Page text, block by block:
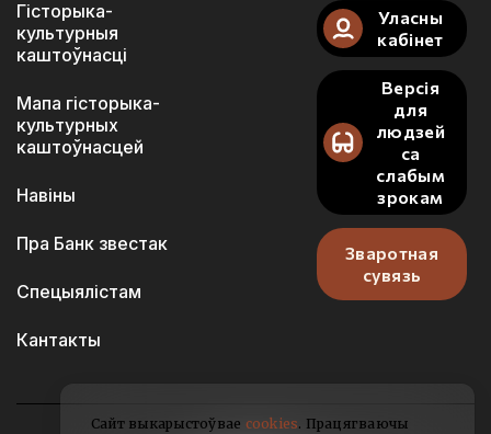
Гісторыка-
культурныя
каштоўнасці
Мапа гісторыка-
культурных
каштоўнасцей
Навіны
Пра Банк звестак
Спецыялістам
Кантакты
Уласны
кабінет
Версія
для
людзей
са
слабым
зрокам
Зваротная
сувязь
Сайт выкарыстоўвае cookies. Працягваючы